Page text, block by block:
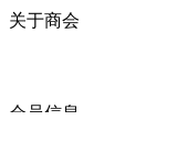
关于商会
会员信息